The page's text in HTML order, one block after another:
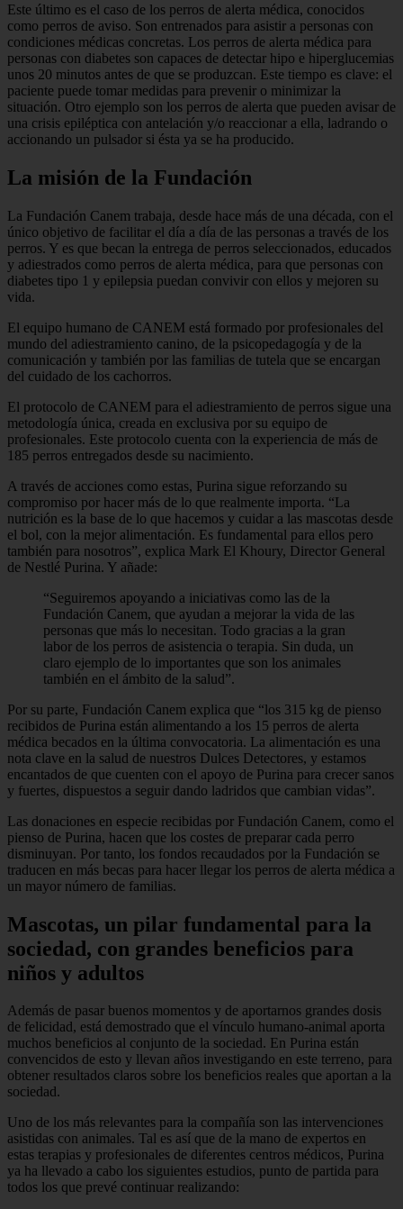
Este último es el caso de los perros de alerta médica, conocidos
como perros de aviso. Son entrenados para asistir a personas con
condiciones médicas concretas. Los perros de alerta médica para
personas con diabetes son capaces de detectar hipo e hiperglucemias
unos 20 minutos antes de que se produzcan. Este tiempo es clave: el
paciente puede tomar medidas para prevenir o minimizar la
situación. Otro ejemplo son los perros de alerta que pueden avisar de
una crisis epiléptica con antelación y/o reaccionar a ella, ladrando o
accionando un pulsador si ésta ya se ha producido.
La misión de la Fundación
La Fundación Canem trabaja, desde hace más de una década, con el
único objetivo de facilitar el día a día de las personas a través de los
perros. Y es que becan la entrega de perros seleccionados, educados
y adiestrados como perros de alerta médica, para que personas con
diabetes tipo 1 y epilepsia puedan convivir con ellos y mejoren su
vida.
El equipo humano de CANEM está formado por profesionales del
mundo del adiestramiento canino, de la psicopedagogía y de la
comunicación y también por las familias de tutela que se encargan
del cuidado de los cachorros.
El protocolo de CANEM para el adiestramiento de perros sigue una
metodología única, creada en exclusiva por su equipo de
profesionales. Este protocolo cuenta con la experiencia de más de
185 perros entregados desde su nacimiento.
A través de acciones como estas, Purina sigue reforzando su
compromiso por hacer más de lo que realmente importa. “La
nutrición es la base de lo que hacemos y cuidar a las mascotas desde
el bol, con la mejor alimentación. Es fundamental para ellos pero
también para nosotros”, explica Mark El Khoury, Director General
de Nestlé Purina. Y añade:
“Seguiremos apoyando a iniciativas como las de la
Fundación Canem, que ayudan a mejorar la vida de las
personas que más lo necesitan. Todo gracias a la gran
labor de los perros de asistencia o terapia. Sin duda, un
claro ejemplo de lo importantes que son los animales
también en el ámbito de la salud”.
Por su parte, Fundación Canem explica que “los 315 kg de pienso
recibidos de Purina están alimentando a los 15 perros de alerta
médica becados en la última convocatoria. La alimentación es una
nota clave en la salud de nuestros Dulces Detectores, y estamos
encantados de que cuenten con el apoyo de Purina para crecer sanos
y fuertes, dispuestos a seguir dando ladridos que cambian vidas”.
Las donaciones en especie recibidas por Fundación Canem, como el
pienso de Purina, hacen que los costes de preparar cada perro
disminuyan. Por tanto, los fondos recaudados por la Fundación se
traducen en más becas para hacer llegar los perros de alerta médica a
un mayor número de familias.
Mascotas, un pilar fundamental para la
sociedad, con grandes beneficios para
niños y adultos
Además de pasar buenos momentos y de aportarnos grandes dosis
de felicidad, está demostrado que el vínculo humano-animal aporta
muchos beneficios al conjunto de la sociedad. En Purina están
convencidos de esto y llevan años investigando en este terreno, para
obtener resultados claros sobre los beneficios reales que aportan a la
sociedad.
Uno de los más relevantes para la compañía son las intervenciones
asistidas con animales. Tal es así que de la mano de expertos en
estas terapias y profesionales de diferentes centros médicos, Purina
ya ha llevado a cabo los siguientes estudios, punto de partida para
todos los que prevé continuar realizando: